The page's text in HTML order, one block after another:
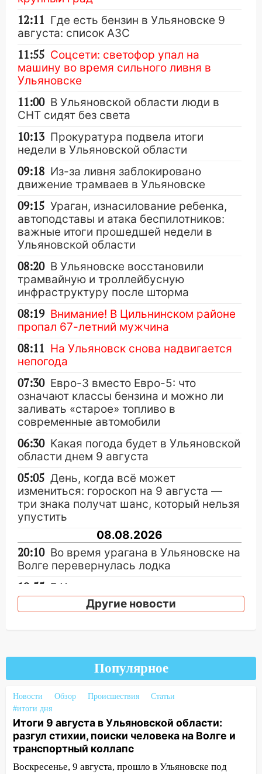
12:11 Где есть бензин в Ульяновске 9
августа: список АЗС
11:55 Соцсети: светофор упал на
машину во время сильного ливня в
Ульяновске
11:00 В Ульяновской области люди в
СНТ сидят без света
10:13 Прокуратура подвела итоги
недели в Ульяновской области
09:18 Из-за ливня заблокировано
движение трамваев в Ульяновске
09:15 Ураган, изнасилование ребенка,
автоподставы и атака беспилотников:
важные итоги прошедшей недели в
Ульяновской области
08:20 В Ульяновске восстановили
трамвайную и троллейбусную
инфраструктуру после шторма
08:19 Внимание! В Цильнинском районе
пропал 67-летний мужчина
08:11 На Ульяновск снова надвигается
непогода
07:30 Евро-3 вместо Евро-5: что
означают классы бензина и можно ли
заливать «старое» топливо в
современные автомобили
06:30 Какая погода будет в Ульяновской
области днем 9 августа
05:05 День, когда всё может
измениться: гороскоп на 9 августа —
три знака получат шанс, который нельзя
упустить
08.08.2026
20:10 Во время урагана в Ульяновске на
Волге перевернулась лодка
19:55 В Ульяновске упавшее дерево
заблокировало в машине двух женщин
«Ульяновскалипсис»: последствия
урагана 8 августа
16:38 Прогноз погоды в Ульяновской
области на 9 августа
16:34 Из-за мощной непогоды в
Ульяновске отменили фестиваль «Наше
время»
Другие новости
Популярное
Новости Обзор Происшествия
Статьи
#итоги дня
Итоги 9 августа в Ульяновской области:
разгул стихии, поиски человека на Волге и
транспортный коллапс
Воскресенье, 9 августа, прошло в Ульяновске под